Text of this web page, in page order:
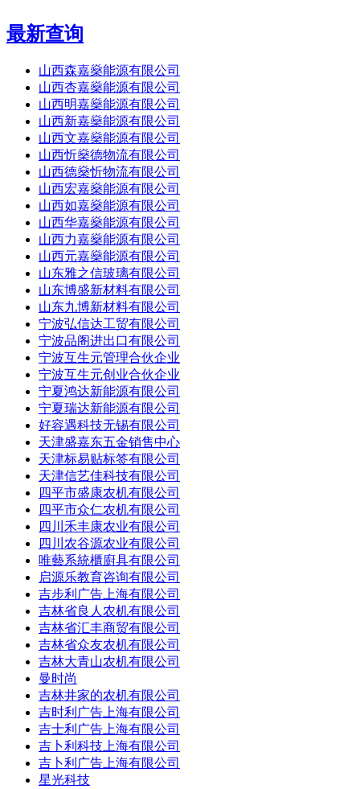
最新查询
山西森嘉燊能源有限公司
山西杏嘉燊能源有限公司
山西明嘉燊能源有限公司
山西新嘉燊能源有限公司
山西文嘉燊能源有限公司
山西忻燊德物流有限公司
山西德燊忻物流有限公司
山西宏嘉燊能源有限公司
山西如嘉燊能源有限公司
山西华嘉燊能源有限公司
山西力嘉燊能源有限公司
山西元嘉燊能源有限公司
山东雅之信玻璃有限公司
山东博盛新材料有限公司
山东九博新材料有限公司
宁波弘信达工贸有限公司
宁波品阁进出口有限公司
宁波互生元管理合伙企业
宁波互生元创业合伙企业
宁夏鸿达新能源有限公司
宁夏瑞达新能源有限公司
好容遇科技无锡有限公司
天津盛嘉东五金销售中心
天津标易贴标签有限公司
天津信艺佳科技有限公司
四平市盛康农机有限公司
四平市众仁农机有限公司
四川禾丰康农业有限公司
四川农谷源农业有限公司
唯藝系統櫃廚具有限公司
启源乐教育咨询有限公司
吉步利广告上海有限公司
吉林省良人农机有限公司
吉林省汇丰商贸有限公司
吉林省众友农机有限公司
吉林大青山农机有限公司
曼时尚
吉林井家的农机有限公司
吉时利广告上海有限公司
吉士利广告上海有限公司
吉卜利科技上海有限公司
吉卜利广告上海有限公司
星光科技